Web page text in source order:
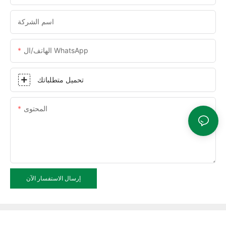
اسم الشركة
الهاتف/ال WhatsApp
تحميل متطلباتك
المحتوى
إرسال الاستفسار الآن